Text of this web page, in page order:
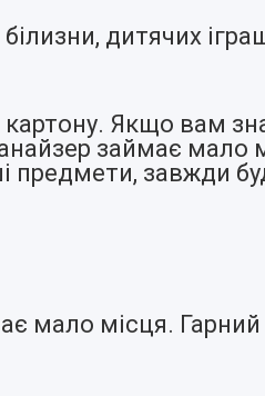
дитячих
картону. Якщо вам
займає мало
предмети, завжди
мало місця. Гарний